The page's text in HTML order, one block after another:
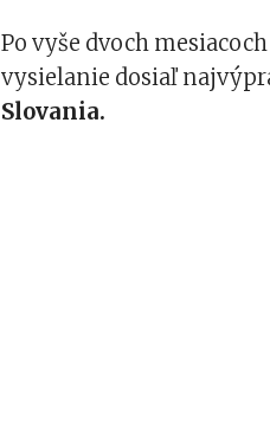
Po vyše dvoch
vysielanie dosiaľ
Slovania.